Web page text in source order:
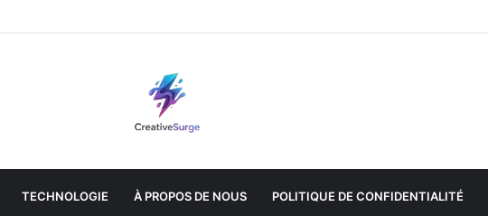
TECHNOLOGIE À PROPOS DE NOUS POLITIQUE DE CONFIDENTIALITÉ